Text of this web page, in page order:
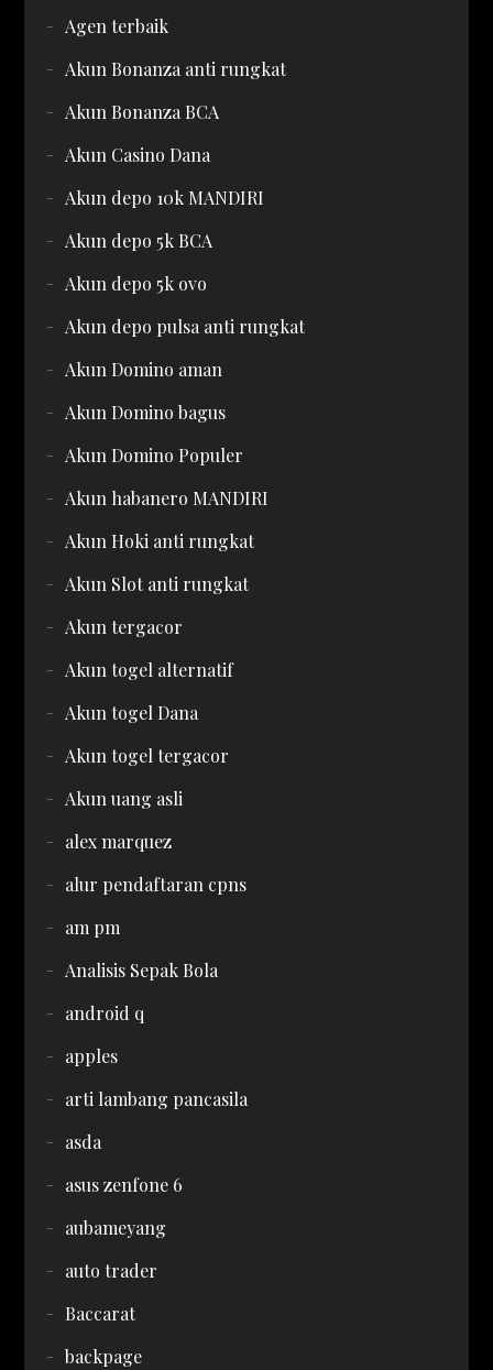
Agen terbaik
Akun Bonanza anti rungkat
Akun Bonanza BCA
Akun Casino Dana
Akun depo 10k MANDIRI
Akun depo 5k BCA
Akun depo 5k ovo
Akun depo pulsa anti rungkat
Akun Domino aman
Akun Domino bagus
Akun Domino Populer
Akun habanero MANDIRI
Akun Hoki anti rungkat
Akun Slot anti rungkat
Akun tergacor
Akun togel alternatif
Akun togel Dana
Akun togel tergacor
Akun uang asli
alex marquez
alur pendaftaran cpns
am pm
Analisis Sepak Bola
android q
apples
arti lambang pancasila
asda
asus zenfone 6
aubameyang
auto trader
Baccarat
backpage